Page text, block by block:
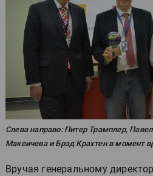
Слева направо: Питер Трамплер,
Макеичева и Брэд Крахтен в момент
Вручая генеральному